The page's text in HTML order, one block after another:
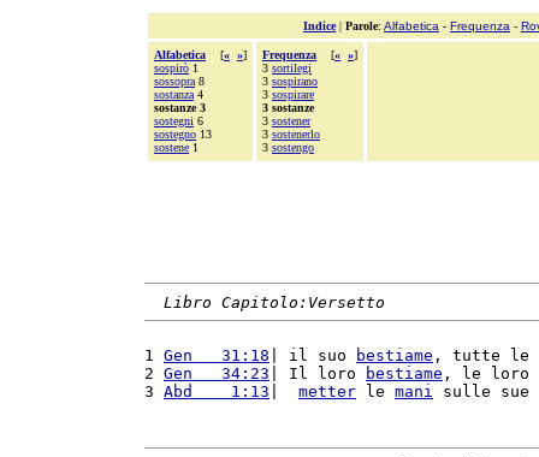
Indice| Parole: Alfabetica - Frequenza -
Alfabetica [« »]
sospirò 1
sossopra 8
sostanza 4
sostanze 3
sostegni 6
sostegno 13
sostene 1
Frequenza [« »]
3 sortilegi
3 sospirano
3 sospirare
3 sostanze
3 sostener
3 sostenerlo
3 sostengo
Libro Capitolo:Versetto
1 Gen   31:18 | il suo bestiame , tutte le
2 Gen   34:23 | Il loro bestiame , le loro
3 Abd    1:13 metter le mani sulle sue